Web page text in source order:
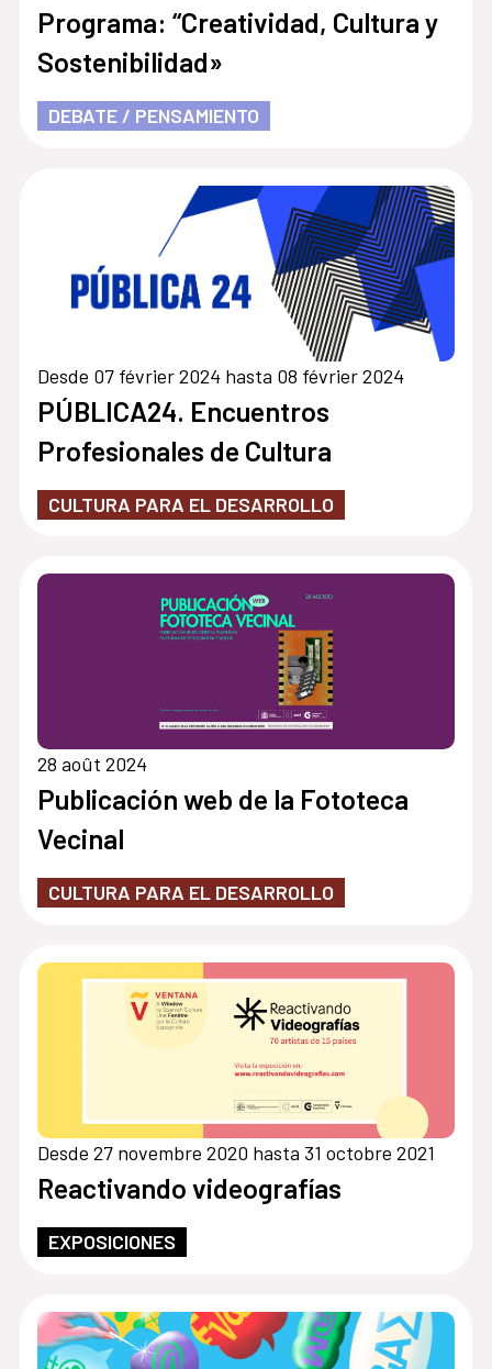
Programa: “Creatividad, Cultura y
Sostenibilidad»
DEBATE / PENSAMIENTO
Desde 07 février 2024 hasta 08 février 2024
PÚBLICA24. Encuentros
Profesionales de Cultura
CULTURA PARA EL DESARROLLO
28 août 2024
Publicación web de la Fototeca
Vecinal
CULTURA PARA EL DESARROLLO
Desde 27 novembre 2020 hasta 31 octobre 2021
Reactivando videografías
EXPOSICIONES